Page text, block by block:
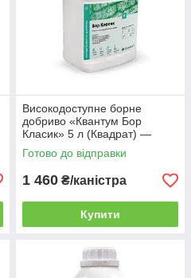
Високодоступне борне
добриво «Квантум Бор
Класик» 5 л (Квадрат) —
концентрат боретаноламіну
Готово до відправки
1 460 ₴/каністра
Купити